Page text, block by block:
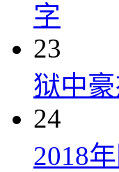
字
23
狱中
24
2018